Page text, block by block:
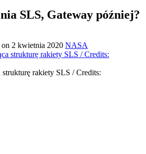
SLS, Gateway później?
on 2 kwietnia 2020 NASA
rakiety SLS / Credits: